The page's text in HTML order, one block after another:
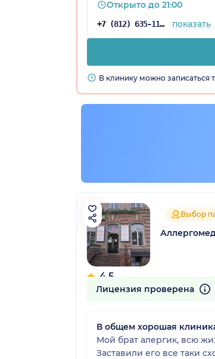
Открыто до 21:00
+7 (812) 635-11-79 показать
В клинику можно записаться
4.5
5407 отзывов
Выбор
Лицензия проверена
В общем хорошая
Мой брат алергик, всю
Заставили его все таки